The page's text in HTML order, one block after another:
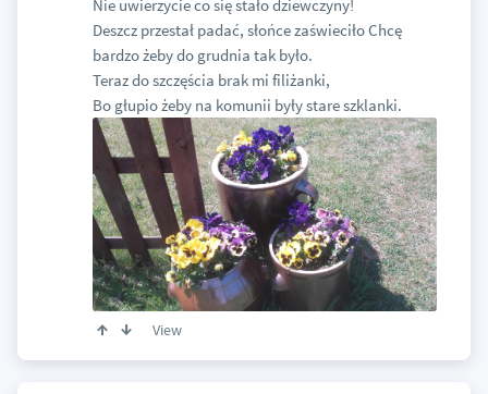
Nie uwierzycie co się stało dziewczyny!
Deszcz przestał padać, słońce zaświeciło Chcę
bardzo żeby do grudnia tak było.
Teraz do szczęścia brak mi filiżanki,
Bo głupio żeby na komunii były stare szklanki.
View